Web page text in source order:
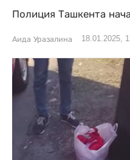
Полиция Ташкента
Аида Уразалина 18.01.2025,